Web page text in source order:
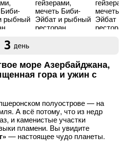
3 день
море Азербайджана,
гора и ужин с
полуострове — на
А всё потому, что из недр
и каменистые участки
пламени. Вы увидите
— настоящее чудо планеты.